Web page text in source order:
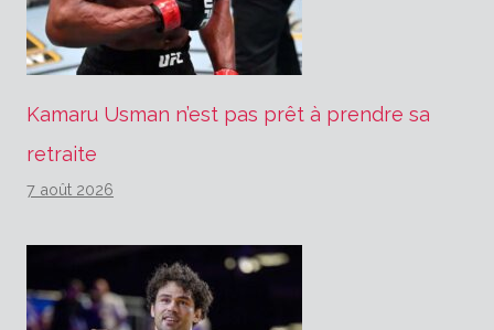
Kamaru Usman n’est pas prêt à prendre sa
retraite
7 août 2026